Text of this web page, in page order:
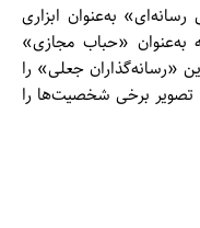
به‌عنوان ابزاری
به‌عنوان «حباب مجازی»
«رسانه‌گذاران جعلی» را
تصویر برخی شخصیت‌ها را